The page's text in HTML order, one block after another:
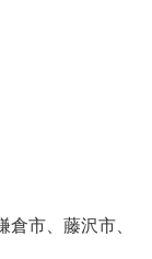
市、藤沢市、